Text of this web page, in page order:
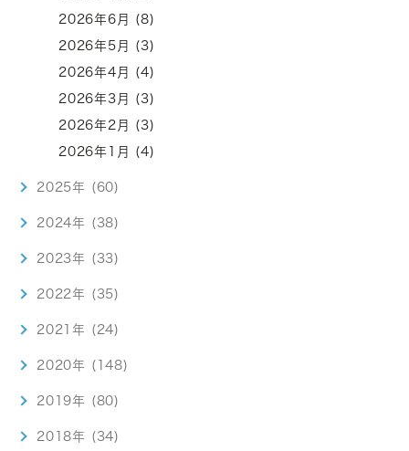
2026年6月 (8)
2026年5月 (3)
2026年4月 (4)
2026年3月 (3)
2026年2月 (3)
2026年1月 (4)
2025年 (60)
2024年 (38)
2023年 (33)
2022年 (35)
2021年 (24)
2020年 (148)
2019年 (80)
2018年 (34)